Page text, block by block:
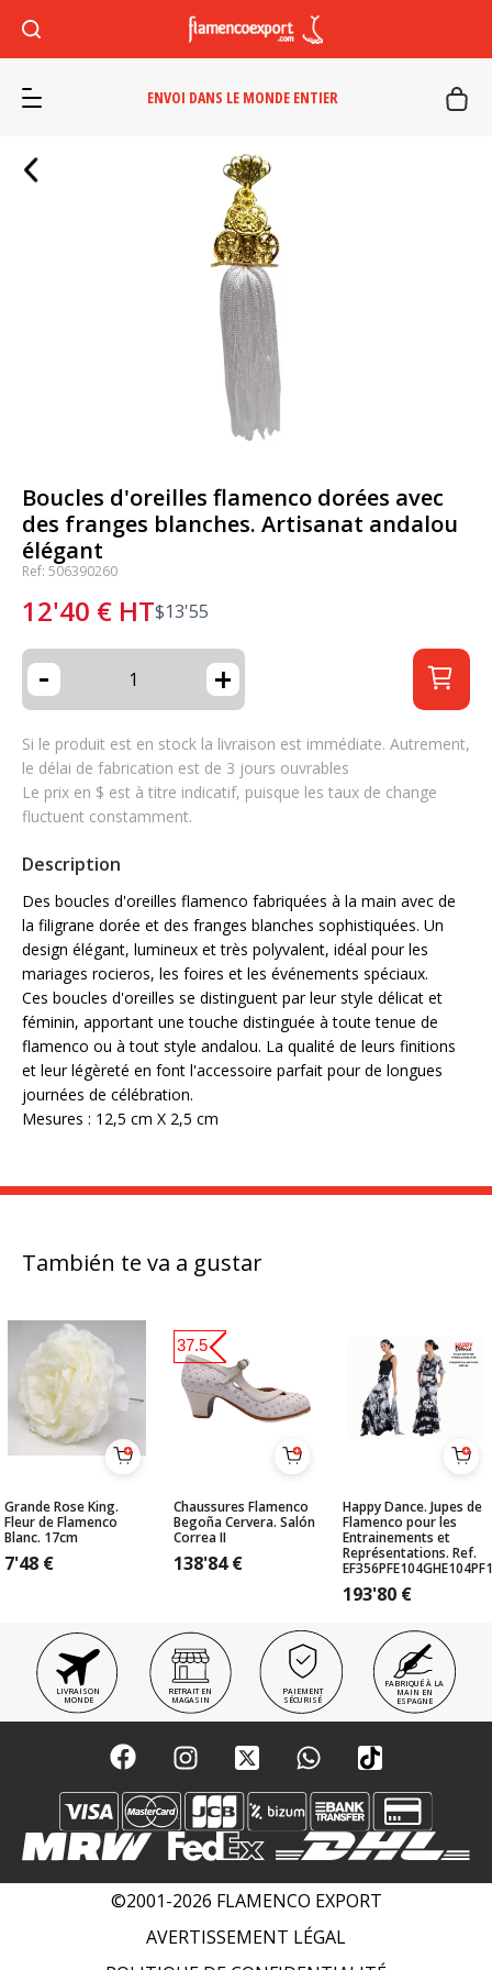
ENVOI DANS LE MONDE ENTIER
Boucles d'oreilles flamenco dorées avec
des franges blanches. Artisanat andalou
élégant
Ref: 506390260
12'40 € HT$13'55
- +
Si le produit est en stock la livraison est immédiate. Autrement,
le délai de fabrication est de 3 jours ouvrables
Le prix en $ est à titre indicatif, puisque les taux de change
fluctuent constamment.
Description
Des boucles d'oreilles flamenco fabriquées à la main avec de
la filigrane dorée et des franges blanches sophistiquées. Un
design élégant, lumineux et très polyvalent, idéal pour les
mariages rocieros, les foires et les événements spéciaux.
Ces boucles d'oreilles se distinguent par leur style délicat et
féminin, apportant une touche distinguée à toute tenue de
flamenco ou à tout style andalou. La qualité de leurs finitions
et leur légèreté en font l'accessoire parfait pour de longues
journées de célébration.
Mesures : 12,5 cm X 2,5 cm
También te va a gustar
Grande Rose King.
Fleur de Flamenco
Blanc. 17cm
7'48 €
Chaussures Flamenco
Begoña Cervera. Salón
Correa II
138'84€
37.5
Happy Dance. Jupes de
Flamenco pour les
Entrainements et
Représentations. Ref.
193'80 €
LIVRAISON
MONDE
RETRAIT EN
MAGASIN
PAIEMENT
SÉCURISÉ
FABRIQUÉ À LA
MAIN EN
ESPAGNE
©2001-2026 FLAMENCO EXPORT
AVERTISSEMENT LÉGAL